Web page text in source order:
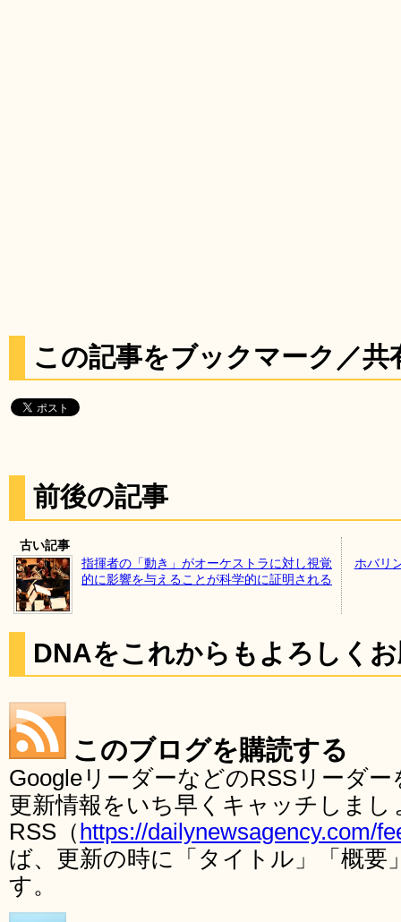
この記事をブックマーク／共
前後の記事
古い記事
指揮者の「動き」がオーケストラに対し視覚
的に影響を与えることが科学的に証明される
ホバリ
DNAをこれからもよろしく
このブログを購読する
GoogleリーダーなどのRSSリーダ
更新情報をいち早くキャッチしま
RSS（ https://dailynewsagency.com/
ば、更新の時に「タイトル」「概要
す。